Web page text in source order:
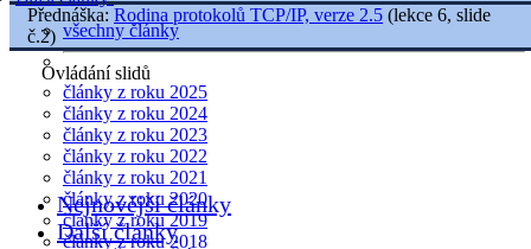
všechny články
články z roku 2025
články z roku 2024
články z roku 2023
články z roku 2022
články z roku 2021
články z roku 2020
články z roku 2019
články z roku 2018
Přednáška: Rodina protokolů TCP/IP, verze 2.5 (lekce 6, slide
č.2)
Ovládání slidů
Nejnovější články
Další články